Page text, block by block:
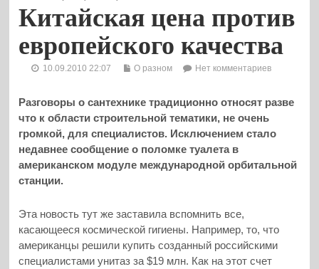
Китайская цена против
европейского качества
10.09.2010 22:07 О разном Нет комментариев
Разговоры о сантехнике традиционно относят разве
что к области строительной тематики, не очень
громкой, для специалистов. Исключением стало
недавнее сообщение о поломке туалета в
американском модуле международной орбитальной
станции.
Эта новость тут же заставила вспомнить все,
касающееся космической гигиены. Например, то, что
американцы решили купить созданный российскими
специалистами унитаз за $19 млн. Как на этот счет